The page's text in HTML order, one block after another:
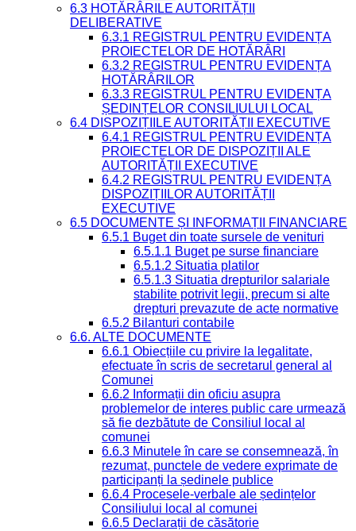
6.3 HOTĂRÂRILE AUTORITĂȚII
DELIBERATIVE
6.3.1 REGISTRUL PENTRU EVIDENȚA
PROIECTELOR DE HOTĂRÂRI
6.3.2 REGISTRUL PENTRU EVIDENȚA
HOTĂRÂRILOR
6.3.3 REGISTRUL PENTRU EVIDENȚA
ȘEDINȚELOR CONSILIULUI LOCAL
6.4 DISPOZIȚIILE AUTORITĂȚII EXECUTIVE
6.4.1 REGISTRUL PENTRU EVIDENȚA
PROIECTELOR DE DISPOZIȚII ALE
AUTORITĂȚII EXECUTIVE
6.4.2 REGISTRUL PENTRU EVIDENȚA
DISPOZIȚIILOR AUTORITĂȚII
EXECUTIVE
6.5 DOCUMENTE ȘI INFORMAȚII FINANCIARE
6.5.1 Buget din toate sursele de venituri
6.5.1.1 Buget pe surse financiare
6.5.1.2 Situatia platilor
6.5.1.3 Situatia drepturilor salariale
stabilite potrivit legii, precum si alte
drepturi prevazute de acte normative
6.5.2 Bilanturi contabile
6.6. ALTE DOCUMENTE
6.6.1 Obiecțiile cu privire la legalitate,
efectuate în scris de secretarul general al
Comunei
6.6.2 Informații din oficiu asupra
problemelor de interes public care urmează
să fie dezbătute de Consiliul local al
comunei
6.6.3 Minutele în care se consemnează, în
rezumat, punctele de vedere exprimate de
participanți la ședinele publice
6.6.4 Procesele-verbale ale ședințelor
Consiliului local al comunei
6.6.5 Declarații de căsătorie